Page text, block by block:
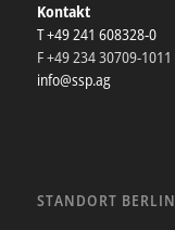
Kontakt
T +49 241 608328-0
F +49 234 30709-1011
info@ssp.ag
STANDORT BERLIN